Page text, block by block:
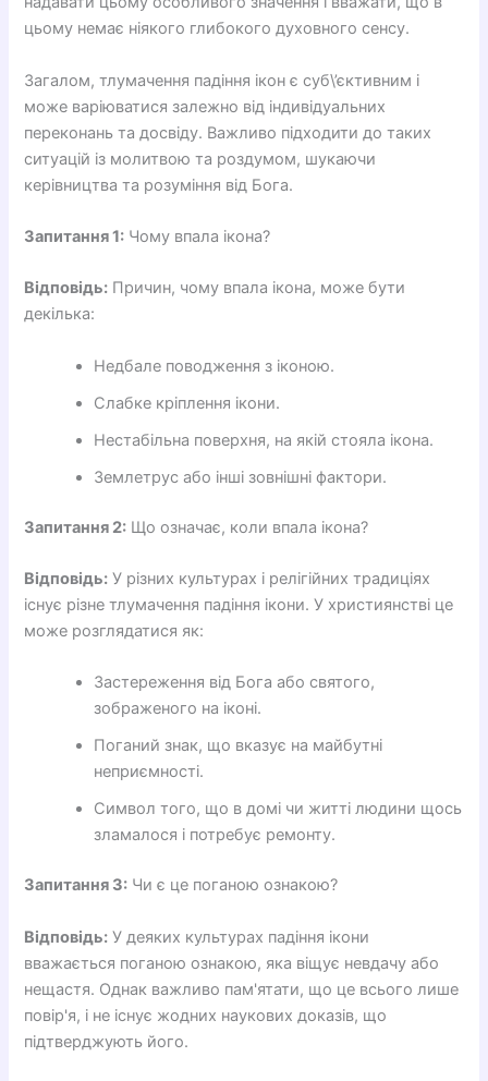
цьому немає ніякого глибокого духовного сенсу.
Загалом, тлумачення падіння ікон є ​​суб\’єктивним і
може варіюватися залежно від індивідуальних
переконань та досвіду. Важливо підходити до таких
ситуацій із молитвою та роздумом, шукаючи
керівництва та розуміння від Бога.
Запитання 1: Чому впала ікона?
Відповідь: Причин, чому впала ікона, може бути
декілька:
Недбале поводження з іконою.
Слабке кріплення ікони.
Нестабільна поверхня, на якій стояла ікона.
Землетрус або інші зовнішні фактори.
Запитання 2: Що означає, коли впала ікона?
Відповідь: У різних культурах і релігійних традиціях
існує різне тлумачення падіння ікони. У християнстві це
може розглядатися як:
Застереження від Бога або святого,
зображеного на іконі.
Поганий знак, що вказує на майбутні
неприємності.
Символ того, що в домі чи житті людини щось
зламалося і потребує ремонту.
Запитання 3: Чи є це поганою ознакою?
Відповідь: У деяких культурах падіння ікони
вважається поганою ознакою, яка віщує невдачу або
нещастя. Однак важливо пам'ятати, що це всього лише
повір'я, і не існує жодних наукових доказів, що
підтверджують його.